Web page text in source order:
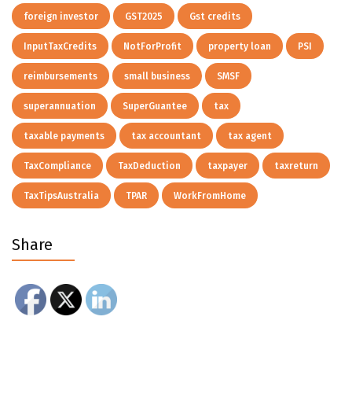
foreign investor GST2025 Gst credits
InputTaxCredits NotForProfit property loan PSI
reimbursements small business SMSF
superannuation SuperGuantee tax
taxable payments tax accountant tax agent
TaxCompliance TaxDeduction taxpayer taxreturn
TaxTipsAustralia TPAR WorkFromHome
Share